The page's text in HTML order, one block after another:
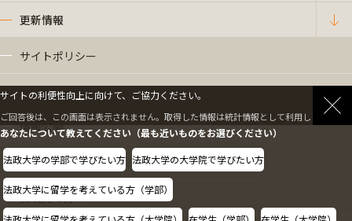
更新情報
サイトポリシー
プライバシーポリシー
情報公開
採用情報
教職員の方へ
サイトの利便性向上に向けて、ご協力ください。
ご回答後は、この画面は表示されません。取得した情報は統計情報として利用します。
あなたについて教えてください（最も近いものをお選びください）
法政大学の学部で学びたい方 法政大学の大学院で学びたい方
法政大学に留学を考えている方（学部）